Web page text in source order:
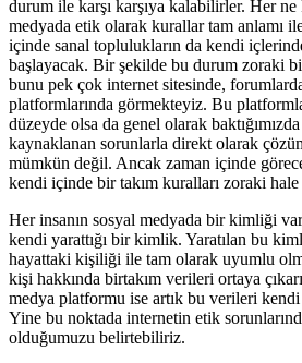
durum ile karşı karşıya kalabilirler. Her ne
medyada etik olarak kurallar tam anlamı
içinde sanal toplulukların da kendi
başlayacak. Bir şekilde bu durum zoraki
bunu pek çok internet sitesinde,
platformlarında görmekteyiz. Bu
düzeyde olsa da genel olarak
kaynaklanan sorunlarla direkt olarak
mümkün değil. Ancak zaman içinde
kendi içinde bir takım kuralları zoraki
Her insanın sosyal medyada bir kimliği
kendi yarattığı bir kimlik. Yaratılan bu
hayattaki kişiliği ile tam olarak uyumlu
kişi hakkında birtakım verileri ortaya
medya platformu ise artık bu verileri kendi
Yine bu noktada internetin etik
olduğumuzu belirtebiliriz.